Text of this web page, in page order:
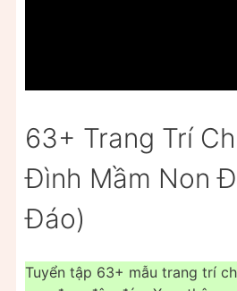
63+ Trang Trí
Đình Mầm Non
Đáo)
Tuyển tập 63+ mẫu trang trí